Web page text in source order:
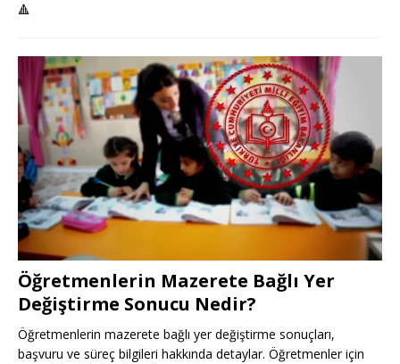
🔺
Öğretmenlerin Mazerete Bağlı Yer
Değiştirme Sonucu Nedir?
Öğretmenlerin mazerete bağlı yer değiştirme sonuçları,
başvuru ve süreç bilgileri hakkında detaylar. Öğretmenler için